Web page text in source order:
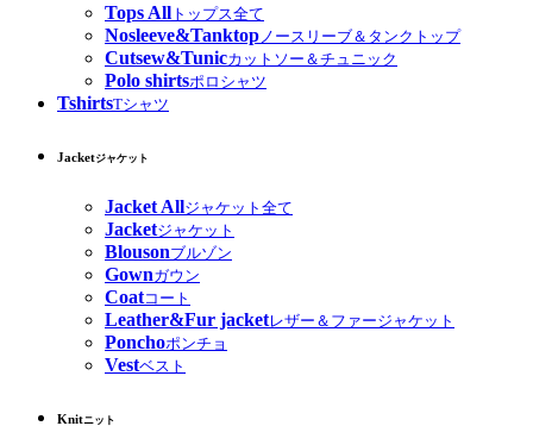
Tops All トップス全て
Nosleeve&Tanktop ノースリーブ＆タンクトップ
Cutsew&Tunicカットソー＆チュニック
Polo shirtsポロシャツ
TshirtsTシャツ
Jacketジャケット
Jacket Allジャケット全て
Jacketジャケット
Blousonブルゾン
Gownガウン
Coatコート
Leather&Fur jacketレザー＆ファージャケット
Ponchoポンチョ
Vestベスト
Knitニット